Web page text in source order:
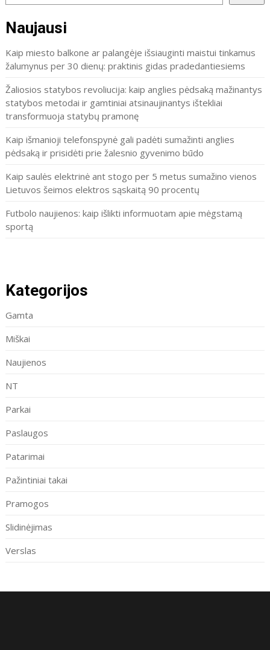
Naujausi
Kaip miesto balkone ar palangėje išsiauginti maistui tinkamus
žalumynus per 30 dienų: praktinis gidas pradedantiesiems
Žaliosios statybos revoliucija: kaip anglies pėdsaką mažinantys
statybos metodai ir gamtiniai atsinaujinantys ištekliai
transformuoja statybų pramonę
Kaip išmanioji telefonspynė gali padėti sumažinti anglies
pėdsaką ir prisidėti prie žalesnio gyvenimo būdo
Kaip saulės elektrinė ant stogo per 5 metus sumažino vienos
Lietuvos šeimos elektros sąskaitą 90 procentų
Futbolo naujienos: kaip išlikti informuotam apie mėgstamą
sportą
Kategorijos
Gamta
Miškai
Naujienos
NT
Parkai
Paslaugos
Patarimai
Pažintiniai takai
Pramogos
Slidinėjimas
Verslas